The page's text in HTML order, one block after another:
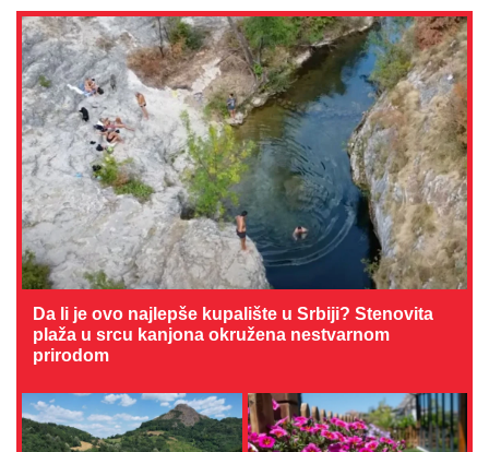
Da li je ovo najlepše kupalište u Srbiji? Stenovita
plaža u srcu kanjona okružena nestvarnom
prirodom